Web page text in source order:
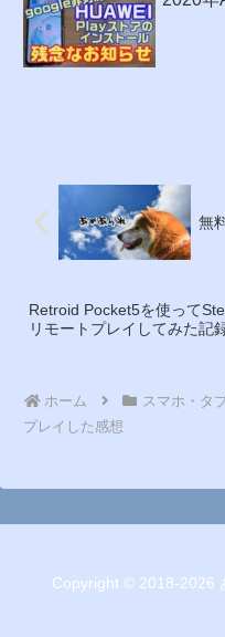
無
Retroid Pocket5を使って
リモートプレイしてみた記
ホーム スマホ・タ
プレイした感想
Copyright © 2018-2026